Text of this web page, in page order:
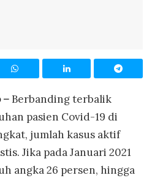
–Berbanding terbalik
pasien Covid-19 di
jumlah kasus aktif
Jika pada Januari 2021
angka 26 persen, hingga